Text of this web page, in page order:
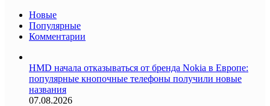
Новые
Популярные
Комментарии
HMD начала отказываться от бренда Nokia в Европе:
популярные кнопочные телефоны получили новые
названия
07.08.2026